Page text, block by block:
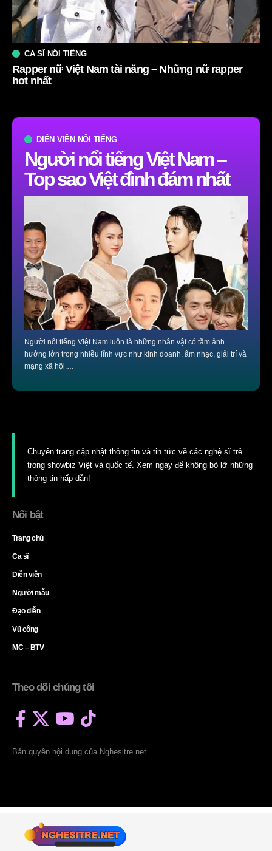
DIỄN VIÊN NỔI TIẾNG
Người nổi tiếng Việt Nam –
Top sao Việt đình đám nhất
Người nổi tiếng Việt Nam luôn là những nhân vật có tầm ảnh
hưởng lớn trong nhiều lĩnh vực như kinh doanh, âm nhạc, giải trí và
mạng xã hội.…
CA SĨ NỔI TIẾNG
Rapper nữ Việt Nam tài năng – Những nữ rapper
hot nhất
Chuyên trang cập nhật thông tin và tin tức về các nghệ sĩ trẻ
trong showbiz Việt và quốc tế. Xem ngay để không bỏ lỡ những
thông tin hấp dẫn!
Nổi bật
Trang chủ
Ca sĩ
Diễn viên
Người mẫu
Đạo diễn
Vũ công
MC – BTV
Theo dõi chúng tôi
Bản quyền nội dung của Nghesitre.net